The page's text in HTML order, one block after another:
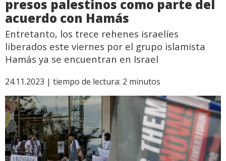
presos palestinos como parte del
acuerdo con Hamás
Entretanto, los trece rehenes israelíes
liberados este viernes por el grupo islamista
Hamás ya se encuentran en Israel
24.11.2023 | tiempo de lectura: 2 minutos